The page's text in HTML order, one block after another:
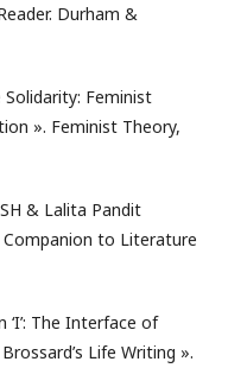
Durham &
Solidarity: Feminist
». Feminist Theory,
& Lalita Pandit
Companion to Literature
‘I’: The Interface of
Life Writing ».